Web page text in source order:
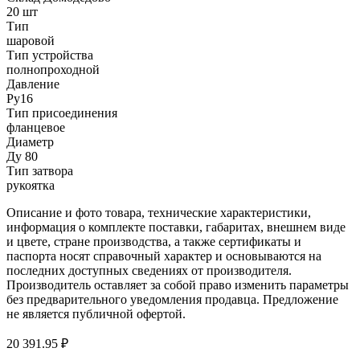
20 шт
Тип
шаровой
Тип устройства
полнопроходной
Давление
Ру16
Тип присоединения
фланцевое
Диаметр
Ду 80
Тип затвора
рукоятка
Описание и фото товара, технические характеристики,
информация о комплекте поставки, габаритах, внешнем виде
и цвете, стране производства, а также сертификаты и
паспорта носят справочный характер и основываются на
последних доступных сведениях от производителя.
Производитель оставляет за собой право изменить параметры
без предварительного уведомления продавца. Предложение
не является публичной офертой.
20 391.95 ₽